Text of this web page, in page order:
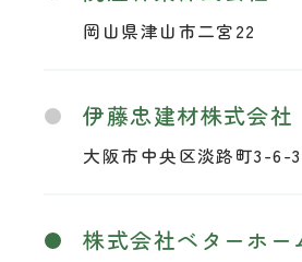
岡山県津山市二宮22
伊藤忠建材株式会社
大阪市中央区淡路町3-6-
株式会社ベターホー